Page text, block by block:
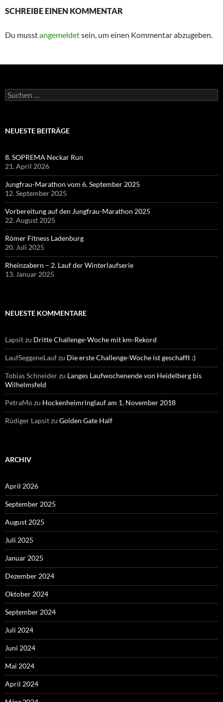
SCHREIBE EINEN KOMMENTAR
Du musstangemeldetsein, um einen Kommentar abzugeben.
Suchen
nach:
NEUESTE BEITRÄGE
8. SOPREMA Neckar Run
21. April 2026
Jungfrau-Marathon vom 6. September 2025
12. September 2025
Vorbereitung auf den Jungfrau-Marathon 2025
22. August 2025
Römer Fitness Ladenburg
20. Juli 2025
Rheinzabern – 2. Lauf der Winterlaufserie
13. Januar 2025
NEUESTE KOMMENTARE
Lapsitzu Dritte Challenge-Woche mit km-Rekord
LaufSeggeneLaufzu Die erste Challenge-Woche ist geschafft :)
Tobias Schneiderzu Langes Laufwochenende von Heidelberg bis
Wilhelmsfeld
PetraMozu Hockenheimringlauf am 1. November 2018
Rüdiger Lapsitzu Golden Gate Half
ARCHIV
April 2026
September 2025
August 2025
Juli 2025
Januar 2025
Dezember 2024
Oktober 2024
September 2024
Juli 2024
Juni 2024
Mai 2024
April 2024